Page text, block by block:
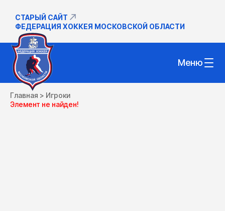
СТАРЫЙ САЙТ
ФЕДЕРАЦИЯ ХОККЕЯ МОСКОВСКОЙ ОБЛАСТИ
Меню
Главная > Игроки
Элемент не найден!